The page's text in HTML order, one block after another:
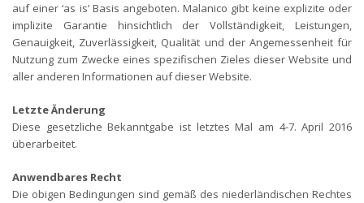
auf einer ‘as is’ Basis angeboten. Malanico gibt keine explizite oder
implizite Garantie hinsichtlich der Vollständigkeit, Leistungen,
Genauigkeit, Zuverlässigkeit, Qualität und der Angemessenheit für
Nutzung zum Zwecke eines spezifischen Zieles dieser Website und
aller anderen Informationen auf dieser Website.
Letzte Änderung
Diese gesetzliche Bekanntgabe ist letztes Mal am 4-7. April 2016
überarbeitet.
Anwendbares Recht
Die obigen Bedingungen sind gemäß des niederländischen Rechtes